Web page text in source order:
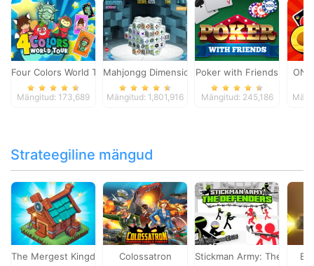
Four Colors World Tour
Mängitud: 173,689
Mahjongg Dimensions
Mängitud: 1,801,916
Poker with Friends
Mängitud: 245,186
Strateegiline mängud
The Mergest Kingdom Colossatron Stickman Army: The